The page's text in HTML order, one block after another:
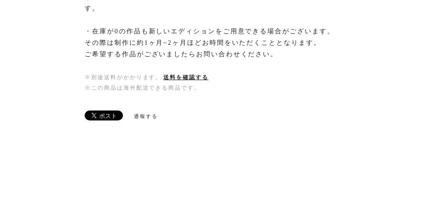
す。
・在庫が0の作品も新しいエディションをご用意できる場合がございます。
その際は制作に約1ヶ月~2ヶ月ほどお時間をいただくこととなります。
ご希望する作品がございましたらお問い合わせください。
※別途送料がかかります。
送料を確認する
※この商品は海外配送できる商品です。
通報する